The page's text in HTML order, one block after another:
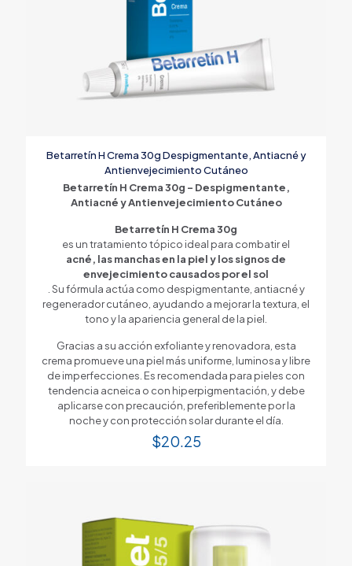
Betarretín H Crema 30g Despigmentante, Antiacné y
Antienvejecimiento Cutáneo
Betarretín H Crema 30g – Despigmentante,
Antiacné y Antienvejecimiento Cutáneo
Betarretín H Crema 30g
es un tratamiento tópico ideal para combatir el
acné, las manchas en la piel y los signos de
envejecimiento causados por el sol
. Su fórmula actúa como despigmentante, antiacné y
regenerador cutáneo, ayudando a mejorar la textura, el
tono y la apariencia general de la piel.
Gracias a su acción exfoliante y renovadora, esta
crema promueve una piel más uniforme, luminosa y libre
de imperfecciones. Es recomendada para pieles con
tendencia acneica o con hiperpigmentación, y debe
aplicarse con precaución, preferiblemente por la
noche y con protección solar durante el día.
$20.25